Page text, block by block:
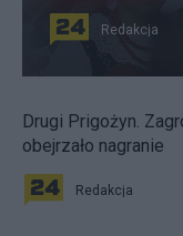
Redakcja
Drugi Prigożyn.
obejrzało nagranie
Redakcja